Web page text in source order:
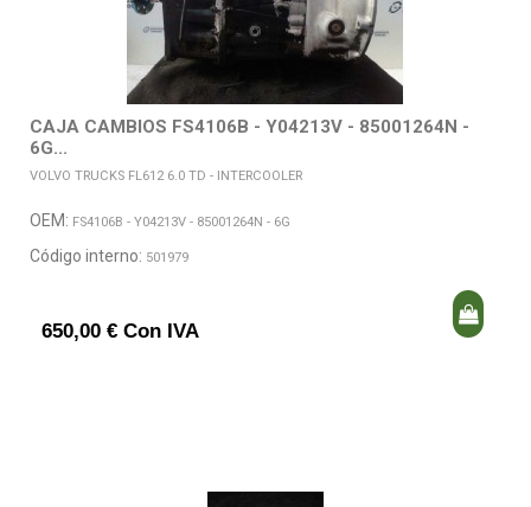
CAJA CAMBIOS FS4106B - Y04213V - 85001264N -
6G...
VOLVO TRUCKS FL612 6.0 TD - INTERCOOLER
OEM: FS4106B - Y04213V - 85001264N - 6G
Código interno: 501979
650,00 € Con IVA